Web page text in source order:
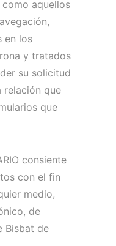
aquellos
en los
y tratados
su solicitud
relación que
que
consiente
con el fin
medio,
de
Bisbat de